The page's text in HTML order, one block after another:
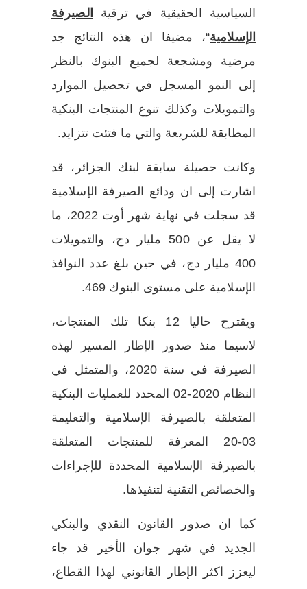
السياسية الحقيقية في ترقية
الصيرفة
الإسلامية“، مضيفا ان هذه النتائج جد
مرضية ومشجعة لجميع البنوك بالنظر
إلى النمو المسجل في تحصيل الموارد
والتمويلات وكذلك تنوع المنتجات البنكية
المطابقة للشريعة والتي ما فتئت تتزايد.
وكانت حصيلة سابقة لبنك الجزائر، قد
اشارت إلى ان ودائع الصيرفة الإسلامية
قد سجلت في نهاية شهر أوت 2022، ما
لا يقل عن 500 مليار دج، والتمويلات
400 مليار دج، في حين بلغ عدد النوافذ
الإسلامية على مستوى البنوك 469.
ويقترح حاليا 12 بنكا تلك المنتجات،
لاسيما منذ صدور الإطار المسير لهذه
الصيرفة في سنة 2020، والمتمثل في
النظام 2020-02 المحدد للعمليات البنكية
المتعلقة بالصيرفة الإسلامية والتعليمة
03-20 المعرفة للمنتجات المتعلقة
بالصيرفة الإسلامية المحددة للإجراءات
والخصائص التقنية لتنفيذها.
كما ان صدور القانون النقدي والبنكي
الجديد في شهر جوان الأخير قد جاء
ليعزز اكثر الإطار القانوني لهذا القطاع،